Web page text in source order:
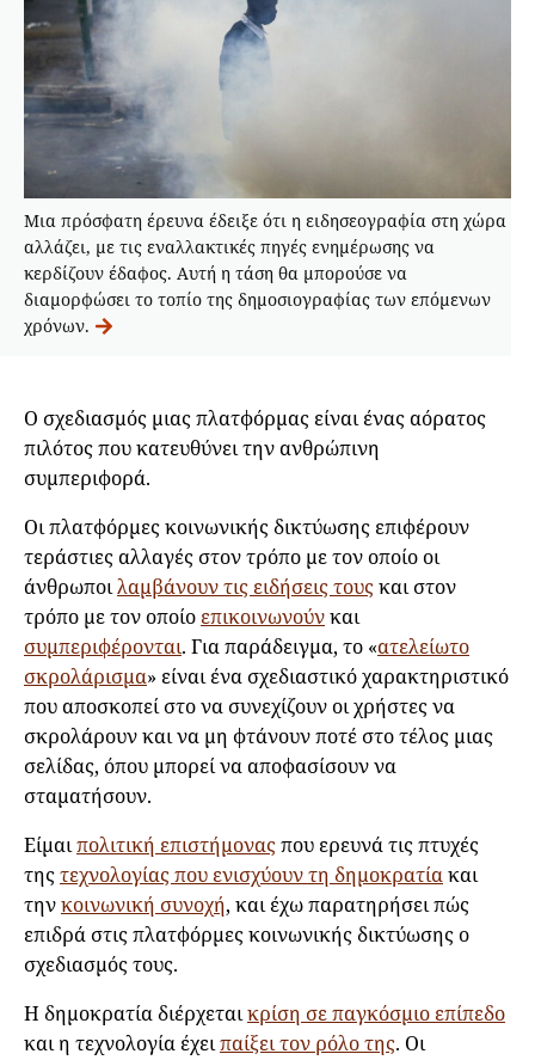
Μια πρόσφατη έρευνα έδειξε ότι η ειδησεογραφία στη χώρα
αλλάζει, με τις εναλλακτικές πηγές ενημέρωσης να
κερδίζουν έδαφος. Αυτή η τάση θα μπορούσε να
διαμορφώσει το τοπίο της δημοσιογραφίας των επόμενων
χρόνων.
Ο σχεδιασμός μιας πλατφόρμας είναι ένας αόρατος
πιλότος που κατευθύνει την ανθρώπινη
συμπεριφορά.
Οι πλατφόρμες κοινωνικής δικτύωσης επιφέρουν
τεράστιες αλλαγές στον τρόπο με τον οποίο οι
άνθρωποιλαμβάνουν τις ειδήσεις τουςκαι στον
τρόπο με τον οποίο επικοινωνούνκαι
συμπεριφέρονται. Για παράδειγμα, το «ατελείωτο
σκρολάρισμα» είναι ένα σχεδιαστικό χαρακτηριστικό
που αποσκοπεί στο να συνεχίζουν οι χρήστες να
σκρολάρουν και να μη φτάνουν ποτέ στο τέλος μιας
σελίδας, όπου μπορεί να αποφασίσουν να
σταματήσουν.
Είμαιπολιτική επιστήμοναςπου ερευνά τις πτυχές
τηςτεχνολογίας που ενισχύουν τη δημοκρατίακαι
τηνκοινωνική συνοχή, και έχω παρατηρήσει πώς
επιδρά στις πλατφόρμες κοινωνικής δικτύωσης ο
σχεδιασμός τους.
Η δημοκρατία διέρχεταικρίση σε παγκόσμιο επίπεδο
και η τεχνολογία έχειπαίξει τον ρόλο της. Οι